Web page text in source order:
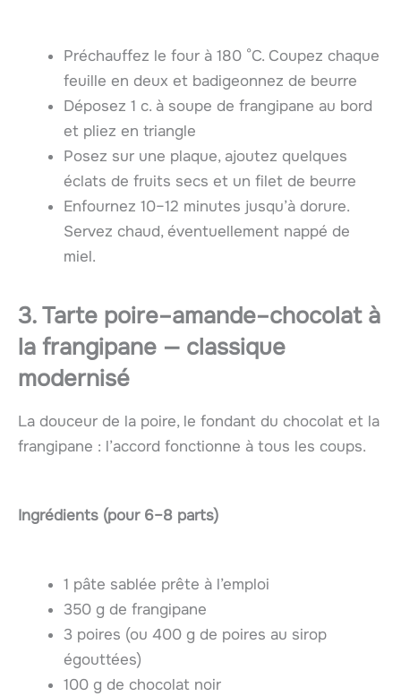
Préchauffez le four à 180 °C. Coupez chaque
feuille en deux et badigeonnez de beurre
Déposez 1 c. à soupe de frangipane au bord
et pliez en triangle
Posez sur une plaque, ajoutez quelques
éclats de fruits secs et un filet de beurre
Enfournez 10–12 minutes jusqu’à dorure.
Servez chaud, éventuellement nappé de
miel.
3. Tarte poire–amande–chocolat à
la frangipane — classique
modernisé
La douceur de la poire, le fondant du chocolat et la
frangipane : l’accord fonctionne à tous les coups.
Ingrédients (pour 6–8 parts)
1 pâte sablée prête à l’emploi
350 g de frangipane
3 poires (ou 400 g de poires au sirop
égouttées)
100 g de chocolat noir